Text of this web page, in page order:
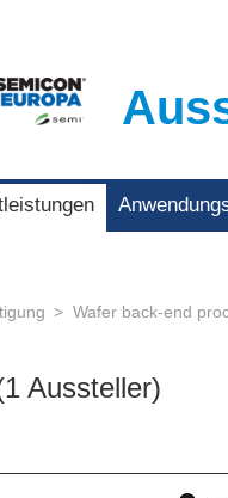
Wafer back-end
Aussteller)